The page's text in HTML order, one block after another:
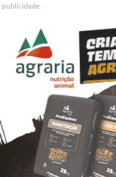
publicidade